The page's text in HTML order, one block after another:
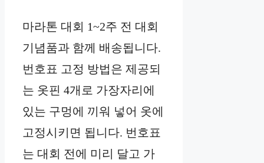
마라톤 대회 1~2주 전 대회
기념품과 함께 배송됩니다.
번호표 고정 방법은 제공되
는 옷핀 4개로 가장자리에
있는 구멍에 끼워 넣어 옷에
고정시키면 됩니다. 번호표
는 대회 전에 미리 달고 가